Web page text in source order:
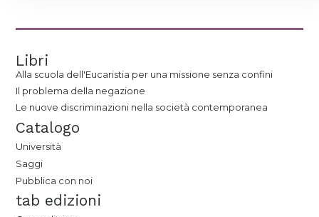
Libri
Alla scuola dell'Eucaristia per una missione senza confini
Il problema della negazione
Le nuove discriminazioni nella società contemporanea
Catalogo
Università
Saggi
Pubblica con noi
tab edizioni